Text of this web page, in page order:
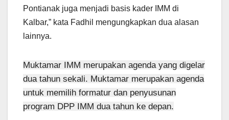
Pontianak juga menjadi basis kader IMM di
Kalbar,” kata Fadhil mengungkapkan dua alasan
lainnya.
Muktamar IMM merupakan agenda yang digelar
dua tahun sekali. Muktamar merupakan agenda
untuk memilih formatur dan penyusunan
program DPP IMM dua tahun ke depan.